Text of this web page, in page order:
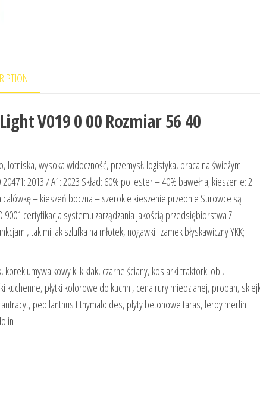
V019 0 00 Rozmiar 56 40
wysoka widoczność, przemysł, logistyka, praca na świeżym
2013 / A1: 2023 Skład: 60% poliester – 40% bawełna; kieszenie: 2
– kieszeń boczna – szerokie kieszenie przednie Surowce są
certyfikacja systemu zarządzania jakością przedsiębiorstwa Z
takimi jak szlufka na młotek, nogawki i zamek błyskawiczny YKK;
umywalkowy klik klak, czarne ściany, kosiarki traktorki obi,
płytki kolorowe do kuchni, cena rury miedzianej, propan,
pedilanthus tithymaloides, plyty betonowe taras, leroy merlin